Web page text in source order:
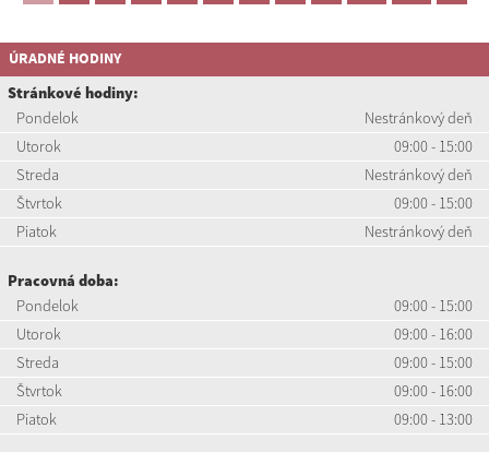
ÚRADNÉ HODINY
Stránkové hodiny:
Pondelok
Nestránkový deň
Utorok
09:00 - 15:00
Streda
Nestránkový deň
Štvrtok
09:00 - 15:00
Piatok
Nestránkový deň
Pracovná doba:
Pondelok
09:00 - 15:00
Utorok
09:00 - 16:00
Streda
09:00 - 15:00
Štvrtok
09:00 - 16:00
Piatok
09:00 - 13:00